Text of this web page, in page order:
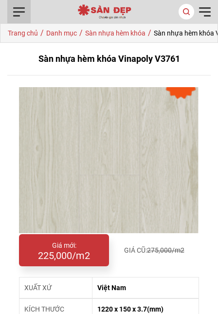
Trang chủ / Danh mục / Sàn nhựa hèm khóa / Sàn nhựa hèm khóa
Sàn nhựa hèm khóa Vinapoly V3761
Giá mới:
225,000/m2 GIÁ CŨ:275,000/m2
XUẤT XỨ Việt Nam
KÍCH THƯỚC 1220 x 150 x 3.7(mm)